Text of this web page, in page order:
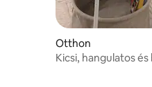
Otthon
Kicsi, hangulatos